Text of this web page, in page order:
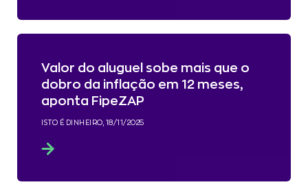
Valor do aluguel sobe mais que o
dobro da inflação em 12 meses,
aponta FipeZAP
ISTO É DINHEIRO, 18/11/2025